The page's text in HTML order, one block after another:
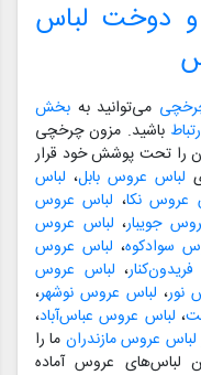
دوخت لباس
می‌توانید به بخش
باشید. مزون چرخچی
را تحت پوشش خود قرار
لباس عروس بابل، لباس
عروس نکا، لباس عروس
جویبار، لباس عروس
سوادکوه، لباس عروس
، لباس عروس
نور، لباس عروس نوشهر،
، لباس عروس عباس‌آباد،
لباس عروس مازندران ما را
لباس‌های عروس آماده